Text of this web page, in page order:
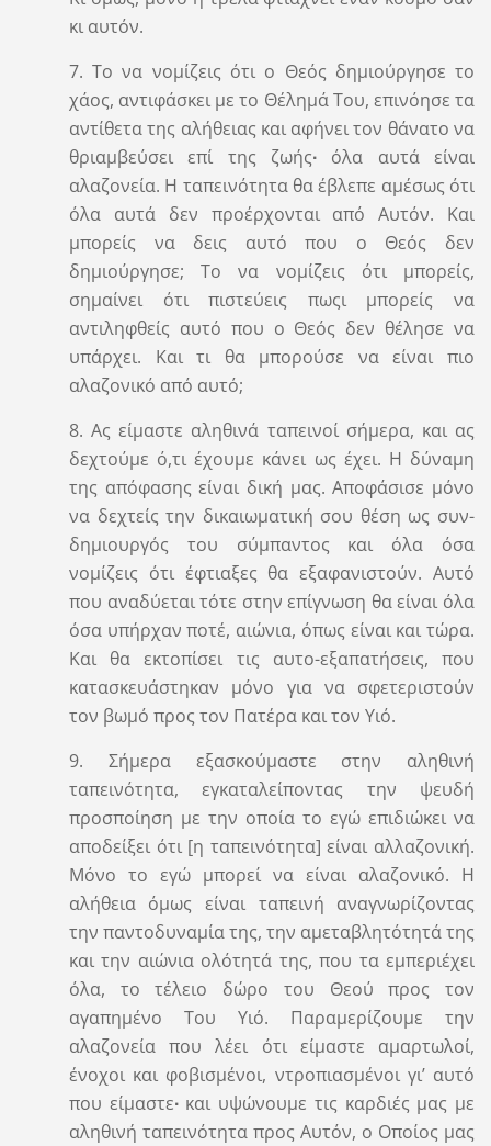
κι αυτόν.
7. Το να νομίζεις ότι ο Θεός δημιούργησε το
χάος, αντιφάσκει με το Θέλημά Του, επινόησε τα
αντίθετα της αλήθειας και αφήνει τον θάνατο να
θριαμβεύσει επί της ζωής∙ όλα αυτά είναι
αλαζονεία. Η ταπεινότητα θα έβλεπε αμέσως ότι
όλα αυτά δεν προέρχονται από Αυτόν. Και
μπορείς να δεις αυτό που ο Θεός δεν
δημιούργησε; Το να νομίζεις ότι μπορείς,
σημαίνει ότι πιστεύεις πωςι μπορείς να
αντιληφθείς αυτό που ο Θεός δεν θέλησε να
υπάρχει. Και τι θα μπορούσε να είναι πιο
αλαζονικό από αυτό;
8. Ας είμαστε αληθινά ταπεινοί σήμερα, και ας
δεχτούμε ό,τι έχουμε κάνει ως έχει. Η δύναμη
της απόφασης είναι δική μας. Αποφάσισε μόνο
να δεχτείς την δικαιωματική σου θέση ως συν-
δημιουργός του σύμπαντος και όλα όσα
νομίζεις ότι έφτιαξες θα εξαφανιστούν. Αυτό
που αναδύεται τότε στην επίγνωση θα είναι όλα
όσα υπήρχαν ποτέ, αιώνια, όπως είναι και τώρα.
Και θα εκτοπίσει τις αυτο-εξαπατήσεις, που
κατασκευάστηκαν μόνο για να σφετεριστούν
τον βωμό προς τον Πατέρα και τον Υιό.
9. Σήμερα εξασκούμαστε στην αληθινή
ταπεινότητα, εγκαταλείποντας την ψευδή
προσποίηση με την οποία το εγώ επιδιώκει να
αποδείξει ότι [η ταπεινότητα] είναι αλλαζονική.
Μόνο το εγώ μπορεί να είναι αλαζονικό. Η
αλήθεια όμως είναι ταπεινή αναγνωρίζοντας
την παντοδυναμία της, την αμεταβλητότητά της
και την αιώνια ολότητά της, που τα εμπεριέχει
όλα, το τέλειο δώρο του Θεού προς τον
αγαπημένο Του Υιό. Παραμερίζουμε την
αλαζονεία που λέει ότι είμαστε αμαρτωλοί,
ένοχοι και φοβισμένοι, ντροπιασμένοι γι’ αυτό
που είμαστε∙και υψώνουμε τις καρδιές μας με
αληθινή ταπεινότητα προς Αυτόν, ο Οποίος μας